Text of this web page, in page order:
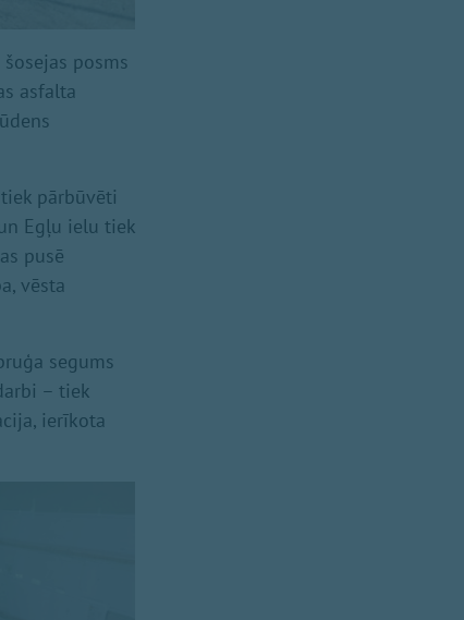
posms
asfalta
pārbūvēti
Egļu ielu tiek
pusē
vēsta
segums
– tiek
ierīkota